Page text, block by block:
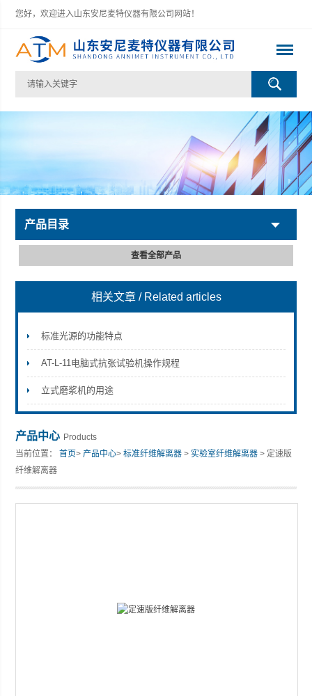
您好，欢迎进入山东安尼麦特仪器有限公司网站！
山东安尼麦特仪器有限公司
产品目录
查看全部产品
相关文章 / Related articles
标准光源的功能特点
AT-L-11电脑式抗张试验机操作规程
立式磨浆机的用途
产品中心 Products
当前位置：首页>产品中心>标准纤维解离器 >实验室纤维解离器 > 定速版
纤维解离器